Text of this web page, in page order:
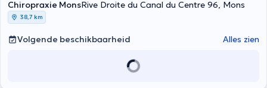
Chiropraxie MonsRive Droite du Canal du Centre 96, Mons
38,7 km
Volgende beschikbaarheid Alles zien